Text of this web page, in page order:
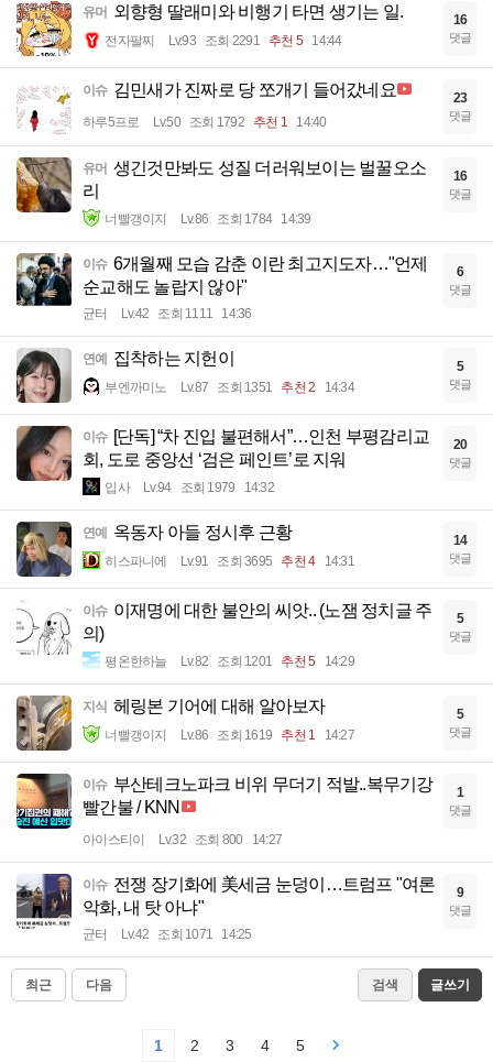
유머 외향형 딸래미와 비행기 타면 생기는 일.
전자팔찌 Lv.93 조회 2291 추천 5 14:44
16
댓글
이슈 김민새가 진짜로 당 쪼개기 들어갔네요
하루5프로 Lv.50 조회 1792 추천 1 14:40
23
댓글
유머 생긴것만봐도 성질 더러워보이는 벌꿀오소
리
너빨갱이지 Lv.86 조회 1784 14:39
16
댓글
이슈 6개월째 모습 감춘 이란 최고지도자…"언제
순교해도 놀랍지 않아"
균터 Lv.42 조회 1111 14:36
6
댓글
연예 집착하는 지헌이
부엔까미노 Lv.87 조회 1351 추천 2 14:34
5
댓글
이슈 [단독] “차 진입 불편해서”…인천 부평감리교
회, 도로 중앙선 ‘검은 페인트’로 지워
입사 Lv.94 조회 1979 14:32
20
댓글
연예 옥동자 아들 정시후 근황
히스파니에 Lv.91 조회 3695 추천 4 14:31
14
댓글
이슈 이재명에 대한 불안의 씨앗.. (노잼 정치글 주
의)
평온한하늘 Lv.82 조회 1201 추천 5 14:29
5
댓글
지식 헤링본 기어에 대해 알아보자
너빨갱이지 Lv.86 조회 1619 추천 1 14:27
5
댓글
이슈 부산테크노파크 비위 무더기 적발..복무기강
빨간불 / KNN
아이스티이 Lv.32 조회 800 14:27
1
댓글
이슈 전쟁 장기화에 美세금 눈덩이…트럼프 "여론
악화, 내 탓 아냐"
균터 Lv.42 조회 1071 14:25
9
댓글
최근 다음 검색 글쓰기
1 2 3 4 5